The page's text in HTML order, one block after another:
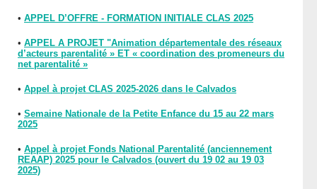
• APPEL D’OFFRE - FORMATION INITIALE CLAS 2025
• APPEL A PROJET "Animation départementale des réseaux
d’acteurs parentalité » ET « coordination des promeneurs du
net parentalité »
• Appel à projet CLAS 2025-2026 dans le Calvados
• Semaine Nationale de la Petite Enfance du 15 au 22 mars
2025
• Appel à projet Fonds National Parentalité (anciennement
REAAP) 2025 pour le Calvados (ouvert du 19 02 au 19 03
2025)